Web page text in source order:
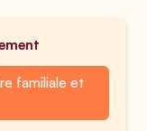
familiale et